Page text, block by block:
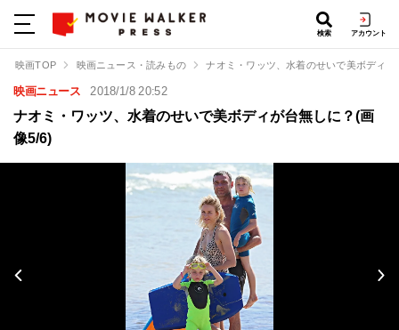
検索 アカウント
映画TOP 映画ニュース・読みもの ナオミ・ワッツ、水着のせいで美ボディが
映画ニュース 2018/1/8 20:52
ナオミ・ワッツ、水着のせいで美ボディが台無しに？(画
像5/6)